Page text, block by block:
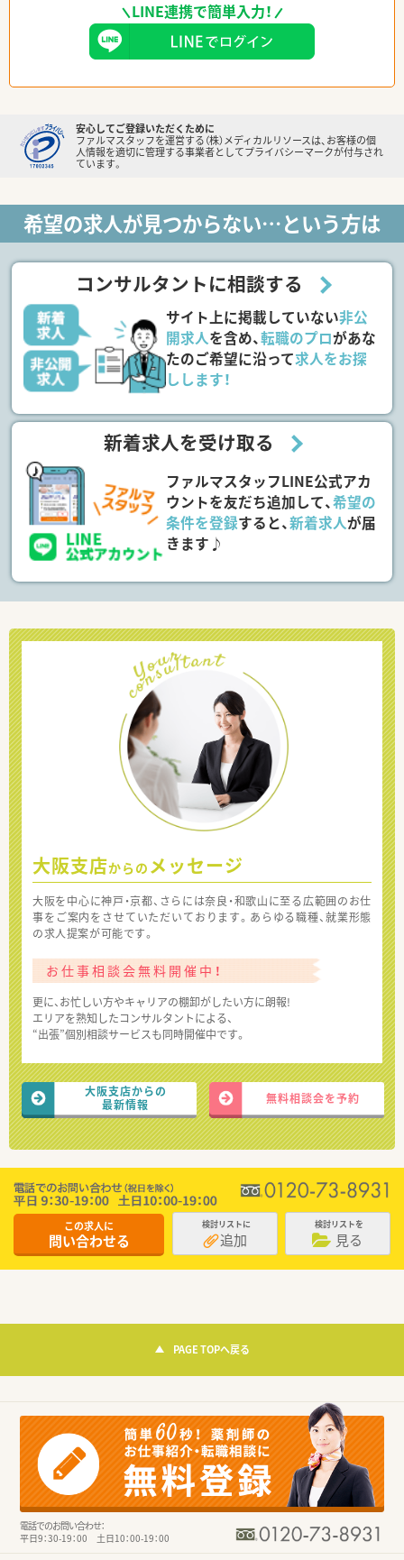
LINE連携で簡単入力！
安心してご登録いただくために
ファルマスタッフを運営する（株）メディカルリソースは、お客様の個
人情報を適切に管理する事業者としてプライバシーマークが付与され
ています。
希望の求人が見つからない…という方は
コンサルタントに相談する
サイト上に掲載していない非公
開求人を含め、転職のプロがあな
たのご希望に沿って求人をお探
しします！
新着求人を受け取る
ファルマスタッフLINE公式アカ
ウントを友だち追加して、希望の
条件を登録すると、新着求人が届
きます♪
大阪支店からの メッセージ
大阪を中心に神戸・京都、さらには奈良・和歌山に至る広範囲のお仕
事をご案内をさせていただいております。あらゆる職種、就業形態
の求人提案が可能です。
お仕事相談会無料開催中！
更に、お忙しい方やキャリアの棚卸がしたい方に朗報!
エリアを熟知したコンサルタントによる、
“出張”個別相談サービスも同時開催中です。
大阪支店からの
最新情報
無料相談会を予約
この求人に
問い合わせる
検討リストに
追加
検討リストを
見る
PAGE TOPへ戻る
電話でのお問い合わせ：
平日9：30-19：00 土日10：00-19：00